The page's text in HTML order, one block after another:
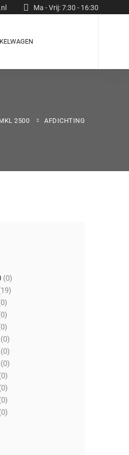
Ma - Vrij: 7:30 - 16:30
2500 AFDICHTING
00
producten
1919
00
producten
00
producten
00
producten
00
producten
00
producten
00
producten
00
producten
00
producten
00
producten
00